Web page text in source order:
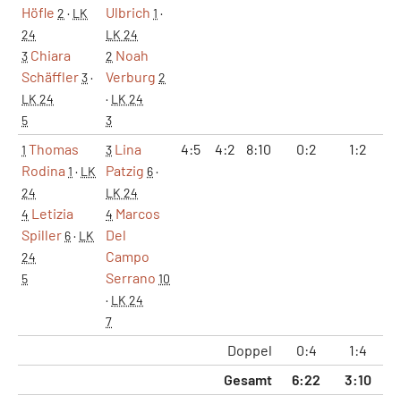
Höfle 2 · LK
24
3 Chiara
Schäffler3·
LK 24
5
Ulbrich 1 ·
LK 24
2 Noah
Verburg 2
· LK 24
3
1 Thomas
Rodina 1 · LK
24
4 Letizia
Spiller 6· LK
24
5
3 Lina
Patzig 6·
LK 24
4 Marcos
Del
Campo
Serrano 10
· LK 24
7
4:5 4:2 8:10 0:2 1:2
Doppel 0:4 1:4
Gesamt
6:22 3:10